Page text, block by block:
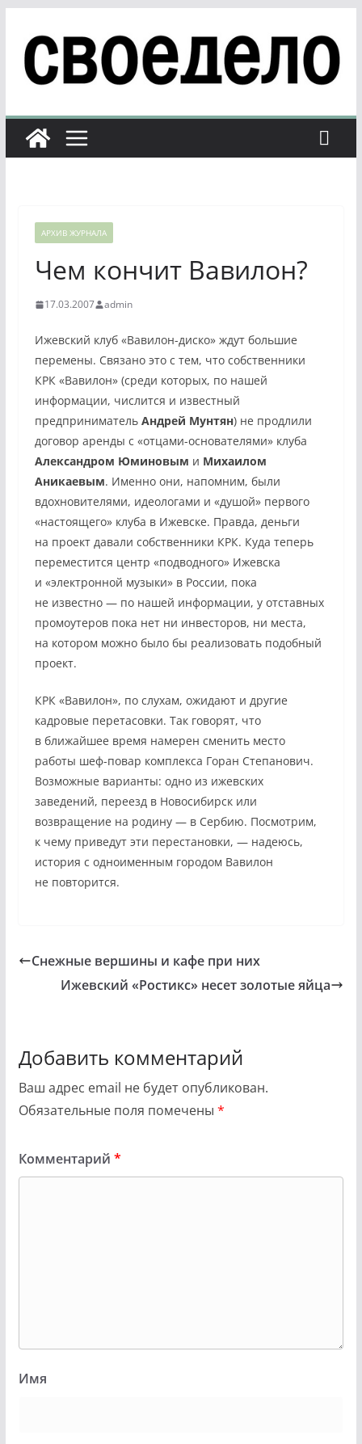
содержимому
АРХИВ ЖУРНАЛА
Чем кончит Вавилон?
17.03.2007 admin
Ижевский клуб «Вавилон-диско» ждут большие
перемены. Связано это с тем, что собственники
КРК «Вавилон» (среди которых, по нашей
информации, числится и известный
предприниматель Андрей Мунтян) не продлили
договор аренды с «отцами-основателями» клуба
Александром Юминовым и Михаилом
Аникаевым. Именно они, напомним, были
вдохновителями, идеологами и «душой» первого
«настоящего» клуба в Ижевске. Правда, деньги
на проект давали собственники КРК. Куда теперь
переместится центр «подводного» Ижевска
и «электронной музыки» в России, пока
не известно — по нашей информации, у отставных
промоутеров пока нет ни инвесторов, ни места,
на котором можно было бы реализовать подобный
проект.
КРК «Вавилон», по слухам, ожидают и другие
кадровые перетасовки. Так говорят, что
в ближайшее время намерен сменить место
работы шеф-повар комплекса Горан Степанович.
Возможные варианты: одно из ижевских
заведений, переезд в Новосибирск или
возвращение на родину — в Сербию. Посмотрим,
к чему приведут эти перестановки, — надеюсь,
история с одноименным городом Вавилон
не повторится.
Снежные вершины и кафе при них
Ижевский «Ростикс» несет золотые яйца
Добавить комментарий
Ваш адрес email не будет опубликован.
Обязательные поля помечены *
Комментарий *
Имя